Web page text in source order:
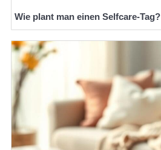
Wie plant man einen Selfcare-Tag?